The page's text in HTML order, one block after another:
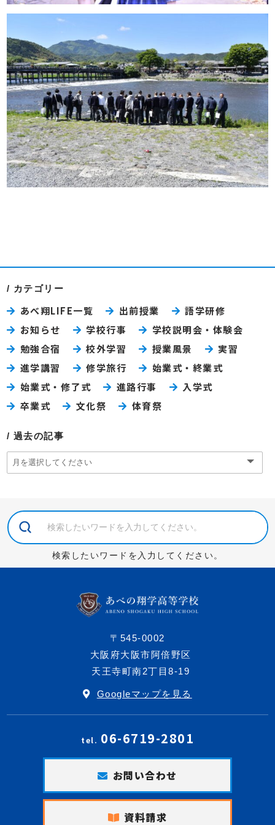
カテゴリー
あべ翔LIFE一覧 出前授業
語学研修
お知らせ
学校行事
学校説明会・体験会
勉強合宿
校外学習 授業風景
実習
進学講習
修学旅行
始業式・終業式
始業式・修了式
進路行事
入学式
卒業式
文化祭 体育祭
過去の記事
検索したいワードを入力してください。
〒545-0002
大阪府大阪市阿倍野区
天王寺町南2丁目8-19
Googleマップを見る
tel. 06-6719-2801
お問い合わせ
資料請求